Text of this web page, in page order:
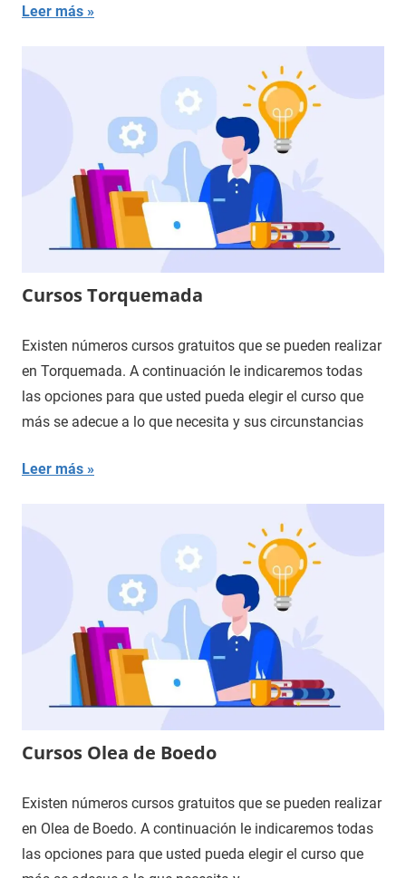
Leer más
Cursos Torquemada
Existen números cursos gratuitos que se pueden realizar
en Torquemada. A continuación le indicaremos todas
las opciones para que usted pueda elegir el curso que
más se adecue a lo que necesita y sus circunstancias
Leer más
Cursos Olea de Boedo
Existen números cursos gratuitos que se pueden realizar
en Olea de Boedo. A continuación le indicaremos todas
las opciones para que usted pueda elegir el curso que